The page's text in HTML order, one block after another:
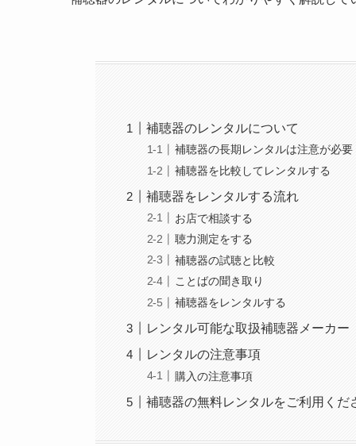
補聴器のレンタルについて
補聴器の長期レンタルは注意が必要
補聴器を比較してレンタルする
補聴器をレンタルする流れ
お店で相談する
聴力測定をする
補聴器の試聴と比較
ことばの聞き取り
補聴器をレンタルする
レンタル可能な取扱補聴器メーカー
レンタルの注意事項
購入の注意事項
補聴器の無料レンタルをご利用くだ